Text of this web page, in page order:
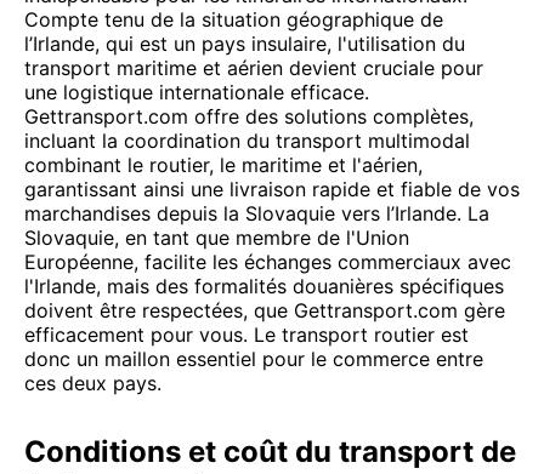
Compte tenu de la situation géographique de
l’Irlande, qui est un pays insulaire, l'utilisation du
transport maritime et aérien devient cruciale pour
une logistique internationale efficace.
Gettransport.com offre des solutions complètes,
incluant la coordination du transport multimodal
combinant le routier, le maritime et l'aérien,
garantissant ainsi une livraison rapide et fiable de vos
marchandises depuis la Slovaquie vers l’Irlande. La
Slovaquie, en tant que membre de l'Union
Européenne, facilite les échanges commerciaux avec
l'Irlande, mais des formalités douanières spécifiques
doivent être respectées, que Gettransport.com gère
efficacement pour vous. Le transport routier est
donc un maillon essentiel pour le commerce entre
ces deux pays.
Conditions et coût du transport de